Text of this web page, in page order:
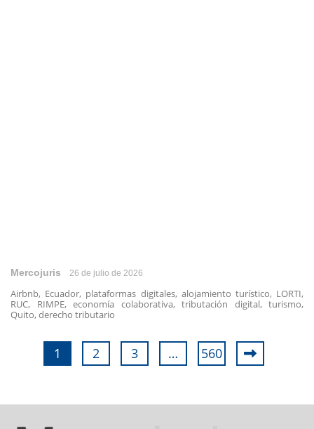
Mercojuris 26 de julio de 2026
Airbnb, Ecuador, plataformas digitales, alojamiento turístico, LORTI,
RUC, RIMPE, economía colaborativa, tributación digital, turismo,
Quito, derecho tributario
1 2 3 … 560